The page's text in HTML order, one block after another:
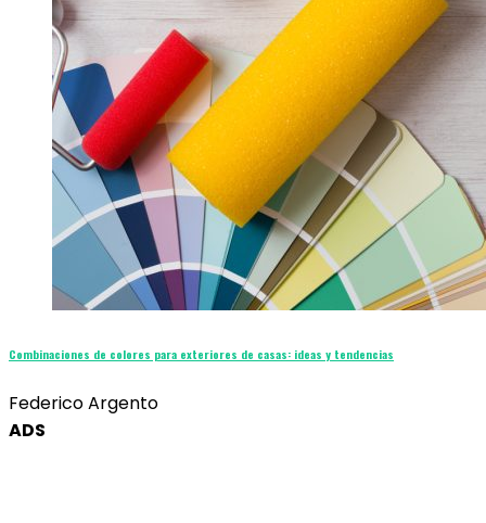
Combinaciones de colores para exteriores de casas: ideas y tendencias
Federico Argento
ADS